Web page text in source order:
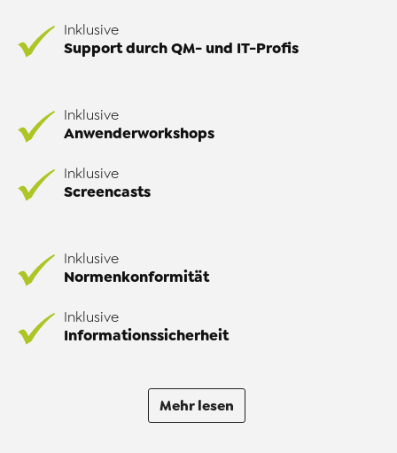
Inklusive
Support durch QM- und IT-Profis
Inklusive
Anwenderworkshops
Inklusive
Screencasts
Inklusive
Normenkonformität
Inklusive
Informationssicherheit
Mehr lesen